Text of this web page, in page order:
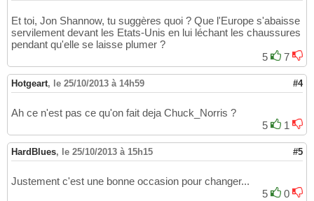
Et toi, Jon Shannow, tu suggères quoi ? Que l'Europe s'abaisse
servilement devant les Etats-Unis en lui léchant les chaussures
pendant qu'elle se laisse plumer ?
5
7
Hotgeart, le 25/10/2013 à 14h59 #4
Ah ce n'est pas ce qu'on fait deja Chuck_Norris ?
5
1
HardBlues, le 25/10/2013 à 15h15 #5
Justement c'est une bonne occasion pour changer...
5
0